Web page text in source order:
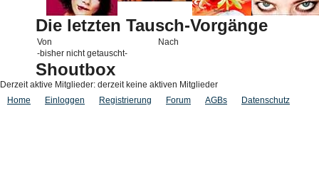
Die letzten Tausch-Vorgänge
Von
Nach
-bisher nicht getauscht-
Shoutbox
Derzeit aktive Mitglieder: derzeit keine aktiven Mitglieder
Home
Einloggen Registrierung Forum AGBs Datenschutz